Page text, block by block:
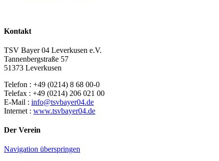
Kontakt
TSV Bayer 04 Leverkusen e.V.
Tannenbergstraße 57
51373 Leverkusen
Telefon : +49 (0214) 8 68 00-0
Telefax : +49 (0214) 206 021 00
E-Mail : info@tsvbayer04.de
Internet : www.tsvbayer04.de
Der Verein
Navigation überspringen